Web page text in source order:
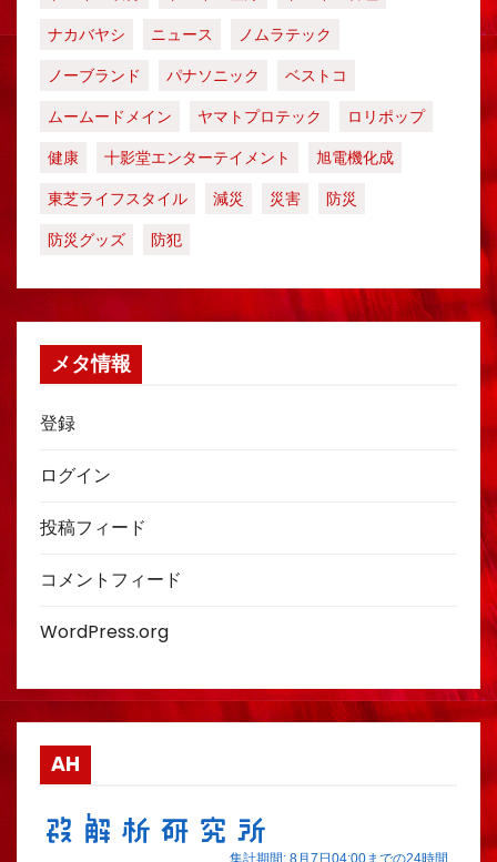
ナカバヤシ
ニュース
ノムラテック
ノーブランド
パナソニック
ベストコ
ムームードメイン
ヤマトプロテック
ロリポップ
健康
十影堂エンターテイメント
旭電機化成
東芝ライフスタイル
減災 災害
防災
防災グッズ
防犯
メタ情報
登録
ログイン
投稿フィード
コメントフィード
WordPress.org
AH